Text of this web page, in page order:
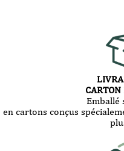
CARTON
Emballé
en cartons conçus